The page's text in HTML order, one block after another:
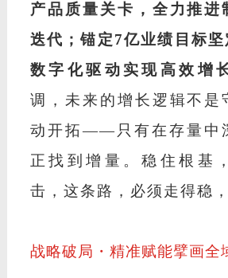
产品质量关卡，全力推进
迭代；锚定7亿业绩目标
数字化驱动实现高效增
调，未来的增长逻辑不是
动开拓——只有在存量中
正找到增量。稳住根基
击，这条路，必须走得稳
战略破局・精准赋能擘画全